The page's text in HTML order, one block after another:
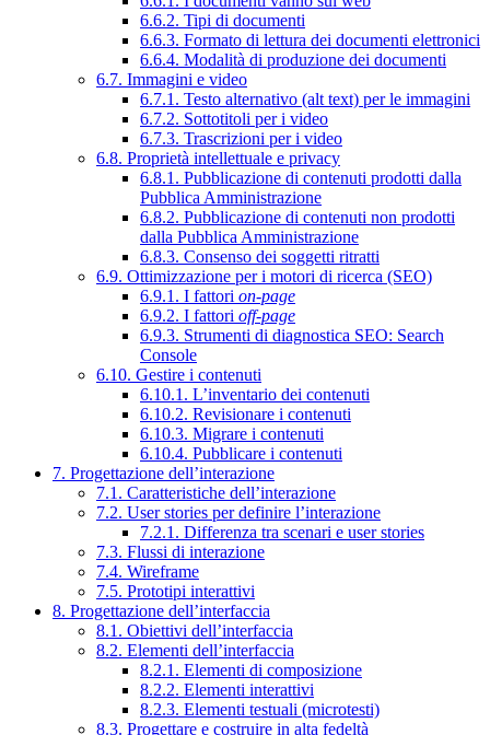
6.6.2. Tipi di documenti
6.6.3. Formato di lettura dei documenti elettronici
6.6.4. Modalità di produzione dei documenti
6.7. Immagini e video
6.7.1. Testo alternativo (alt text) per le immagini
6.7.2. Sottotitoli per i video
6.7.3. Trascrizioni per i video
6.8. Proprietà intellettuale e privacy
6.8.1. Pubblicazione di contenuti prodotti dalla
Pubblica Amministrazione
6.8.2. Pubblicazione di contenuti non prodotti
dalla Pubblica Amministrazione
6.8.3. Consenso dei soggetti ritratti
6.9. Ottimizzazione per i motori di ricerca (SEO)
6.9.1. I fattori on-page
6.9.2. I fattori off-page
6.9.3. Strumenti di diagnostica SEO: Search
Console
6.10. Gestire i contenuti
6.10.1. L’inventario dei contenuti
6.10.2. Revisionare i contenuti
6.10.3. Migrare i contenuti
6.10.4. Pubblicare i contenuti
7. Progettazione dell’interazione
7.1. Caratteristiche dell’interazione
7.2. User stories per definire l’interazione
7.2.1. Differenza tra scenari e user stories
7.3. Flussi di interazione
7.4. Wireframe
7.5. Prototipi interattivi
8. Progettazione dell’interfaccia
8.1. Obiettivi dell’interfaccia
8.2. Elementi dell’interfaccia
8.2.1. Elementi di composizione
8.2.2. Elementi interattivi
8.2.3. Elementi testuali (microtesti)
8.3. Progettare e costruire in alta fedeltà